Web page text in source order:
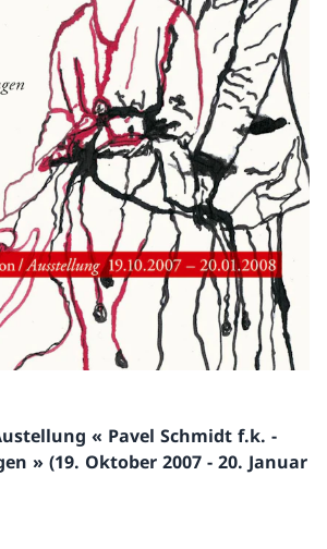
« Pavel Schmidt f.k. -
» (19. Oktober 2007 - 20. Januar